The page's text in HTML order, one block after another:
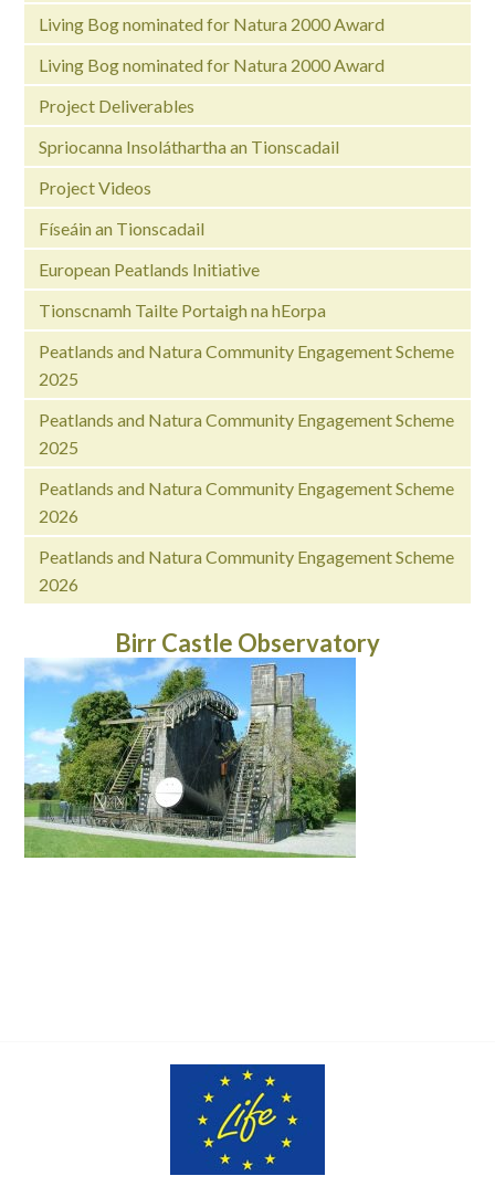
Living Bog nominated for Natura 2000 Award
Living Bog nominated for Natura 2000 Award
Project Deliverables
Spriocanna Insoláthartha an Tionscadail
Project Videos
Físeáin an Tionscadail
European Peatlands Initiative
Tionscnamh Tailte Portaigh na hEorpa
Peatlands and Natura Community Engagement Scheme
2025
Peatlands and Natura Community Engagement Scheme
2025
Peatlands and Natura Community Engagement Scheme
2026
Peatlands and Natura Community Engagement Scheme
2026
Birr Castle Observatory